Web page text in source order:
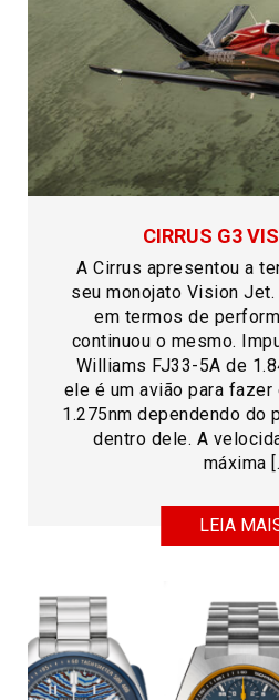
CIRRUS G3
A Cirrus apresentou a
seu monojato Vision
em termos de
continuou o mesmo.
Williams FJ33-5A de
ele é um avião para
1.275nm dependendo do
dentro dele. A
máxima
LEIA